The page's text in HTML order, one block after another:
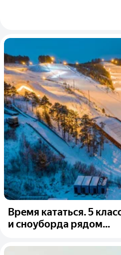
Время кататься. 5
и сноуборда рядом...